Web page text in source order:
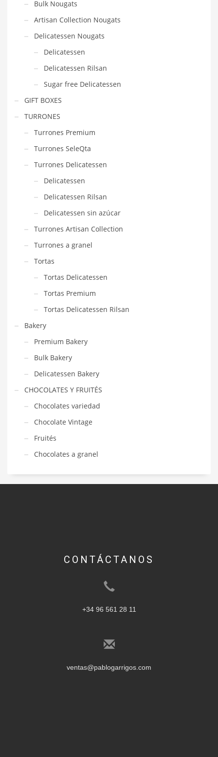
Bulk Nougats
Artisan Collection Nougats
Delicatessen Nougats
Delicatessen
Delicatessen Rilsan
Sugar free Delicatessen
GIFT BOXES
TURRONES
Turrones Premium
Turrones SeleQta
Turrones Delicatessen
Delicatessen
Delicatessen Rilsan
Delicatessen sin azúcar
Turrones Artisan Collection
Turrones a granel
Tortas
Tortas Delicatessen
Tortas Premium
Tortas Delicatessen Rilsan
Bakery
Premium Bakery
Bulk Bakery
Delicatessen Bakery
CHOCOLATES Y FRUITÉS
Chocolates variedad
Chocolate Vintage
Fruités
Chocolates a granel
CONTÁCTANOS
+34 96 561 28 11
ventas@pablogarrigos.com